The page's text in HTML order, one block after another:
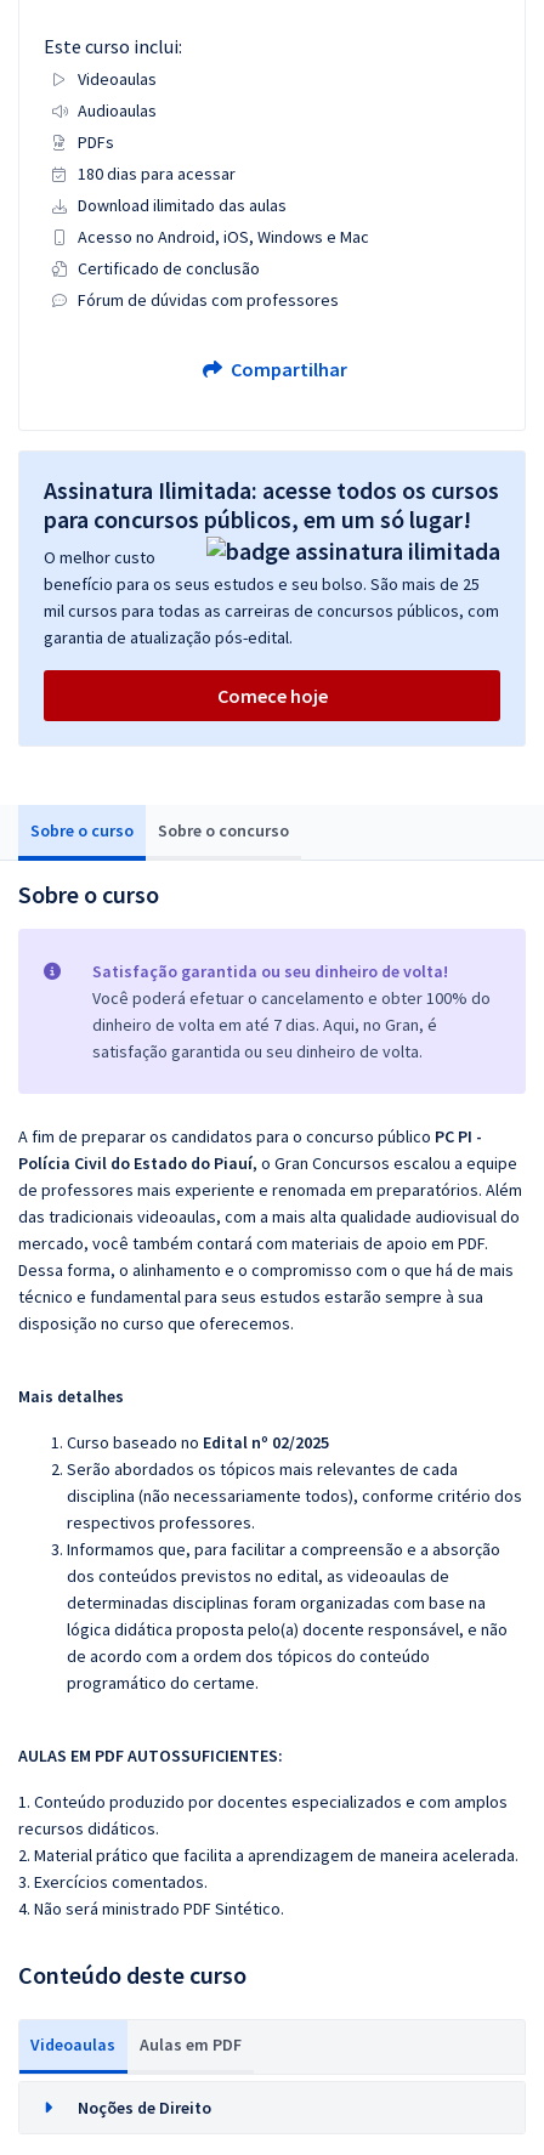
Sobre o curso Sobre o concurso
Sobre o curso
Satisfação garantida ou seu dinheiro de volta!
Você poderá efetuar o cancelamento e obter 100% do
dinheiro de volta em até 7 dias. Aqui, no Gran, é
satisfação garantida ou seu dinheiro de volta.
A fim de preparar os candidatos para o concurso público PC PI -
Polícia Civil do Estado do Piauí, o Gran Concursos escalou a equipe
de professores mais experiente e renomada em preparatórios. Além
das tradicionais videoaulas, com a mais alta qualidade audiovisual do
mercado, você também contará com materiais de apoio em PDF.
Dessa forma, o alinhamento e o compromisso com o que há de mais
técnico e fundamental para seus estudos estarão sempre à sua
disposição no curso que oferecemos.
Mais detalhes
Curso baseado no Edital nº 02/2025
Serão abordados os tópicos mais relevantes de cada
disciplina (não necessariamente todos), conforme critério dos
respectivos professores.
Informamos que, para facilitar a compreensão e a absorção
dos conteúdos previstos no edital, as videoaulas de
determinadas disciplinas foram organizadas com base na
lógica didática proposta pelo(a) docente responsável, e não
de acordo com a ordem dos tópicos do conteúdo
programático do certame.
AULAS EM PDF AUTOSSUFICIENTES:
1. Conteúdo produzido por docentes especializados e com amplos
recursos didáticos.
2. Material prático que facilita a aprendizagem de maneira acelerada.
3. Exercícios comentados.
4. Não será ministrado PDF Sintético.
Conteúdo deste curso
Videoaulas Aulas em PDF
Noções de Direito
Este curso inclui:
Videoaulas
Audioaulas
PDFs
180 dias para acessar
Download ilimitado das aulas
Acesso no Android, iOS, Windows e Mac
Certificado de conclusão
Fórum de dúvidas com professores
Compartilhar
Assinatura Ilimitada: acesse todos os cursos
para concursos públicos, em um só lugar!
O melhor custo
benefício para os seus estudos e seu bolso. São mais de 25
mil cursos para todas as carreiras de concursos públicos, com
garantia de atualização pós-edital.
Comece hoje